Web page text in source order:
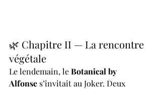
🌿 Chapitre II — La rencontre
végétale
Le lendemain, le Botanical by
Alfonse s’invitait au Joker. Deux